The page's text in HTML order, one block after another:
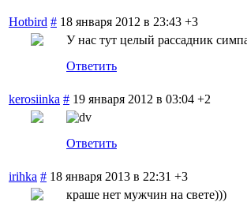
Hotbird # 18 января 2012 в 23:43 +3
У нас тут целый рассадник
Ответить
kerosiinka # 19 января 2012 в 03:04 +2
Ответить
irihka # 18 января 2013 в 22:31 +3
краше нет мужчин на свете)))